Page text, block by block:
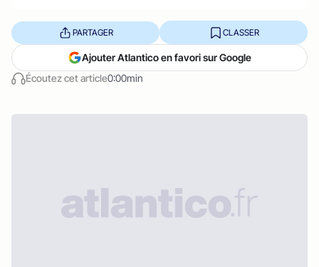
Écoutez cet article0:00min
PARTAGER CLASSER
Ajouter Atlantico en favori sur Google